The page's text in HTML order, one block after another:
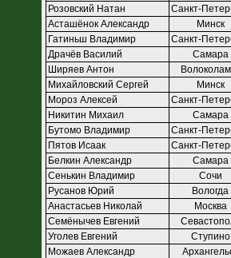
Розовский Натан
Санкт-
Асташёнок Александр
Минск
Гатиньш Владимир
Санкт-
Драчёв Василий
Самара
Ширяев Антон
Михайловский Сергей
Минск
Мороз Алексей
Санкт-
Никитин Михаил
Самара
Бутомо Владимир
Санкт-
Пятов Исаак
Санкт-
Белкин Александр
Самара
Сенькин Владимир
Сочи
Русанов Юрий
Вологда
Анастасьев Николай
Москва
Семёнычев Евгений
Уголев Евгений
Ступино
Можаев Александр